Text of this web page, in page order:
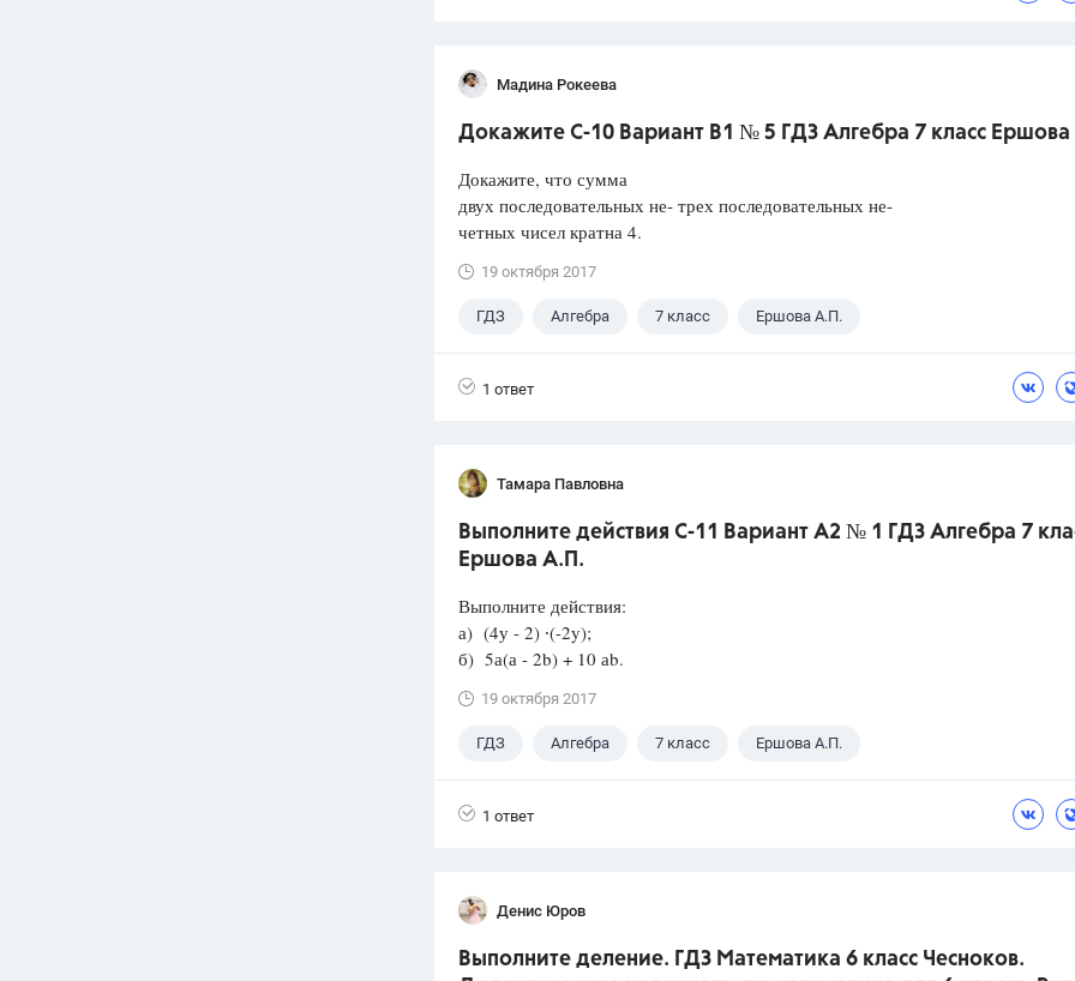
Мадина Рокеева
Докажите С-10 Вариант В1 № 5 ГДЗ Алгебра 7 класс
Докажите, что сумма
двух последовательных не- трех последовательных не-
четных чисел кратна 4.
19 октября 2017
ГДЗ Алгебра 7 класс Ершова А.П.
1 ответ
Тамара Павловна
Выполните действия С-11 Вариант А2 № 1 ГДЗ Алгебра 7
Ершова А.П.
Выполните действия:
а) (4у - 2) ∙(-2y);
б) 5а(а - 2b) + 10 аb.
19 октября 2017
ГДЗ Алгебра 7 класс Ершова А.П.
1 ответ
Денис Юров
Выполните деление. ГДЗ Математика 6 класс Чесноков.